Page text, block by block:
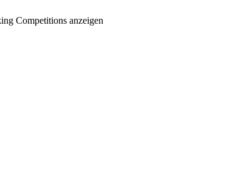
Competitions anzeigen